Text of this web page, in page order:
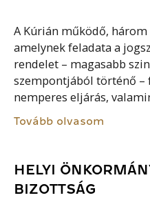
A Kúrián működő,
amelynek feladata a
rendelet – magasabb
szempontjából történő
nemperes eljárás,
Tovább olvasom
HELYI
BIZOTTSÁG